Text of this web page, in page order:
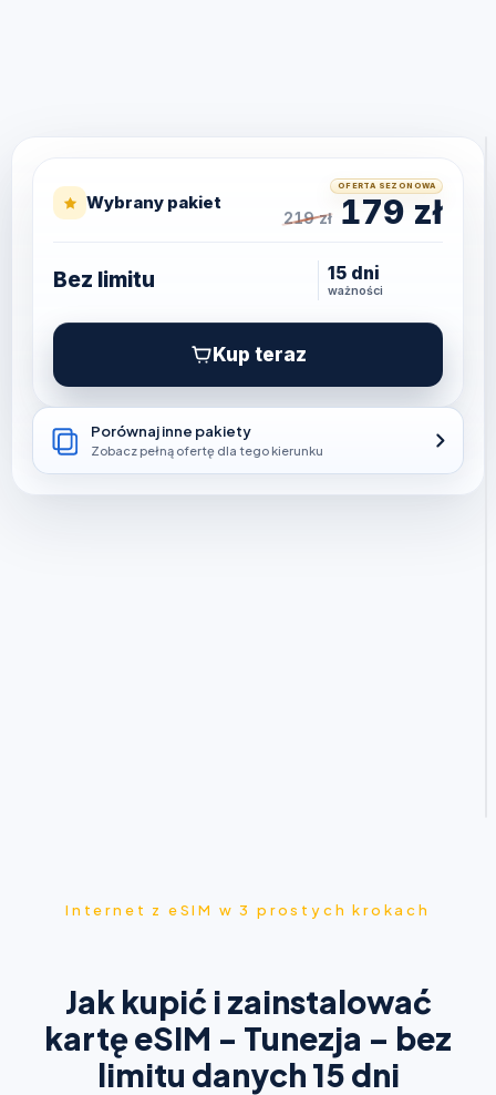
Wybrany pakiet
OFERTA SEZONOWA
219zł 179 zł
Bez limitu 15 dni
ważności
Kup teraz
Porównaj inne pakiety
Zobacz pełną ofertę dla tego kierunku
Internet z eSIM w 3 prostych krokach
Jak kupić i zainstalować
kartę eSIM - Tunezja – bez
limitu danych 15 dni